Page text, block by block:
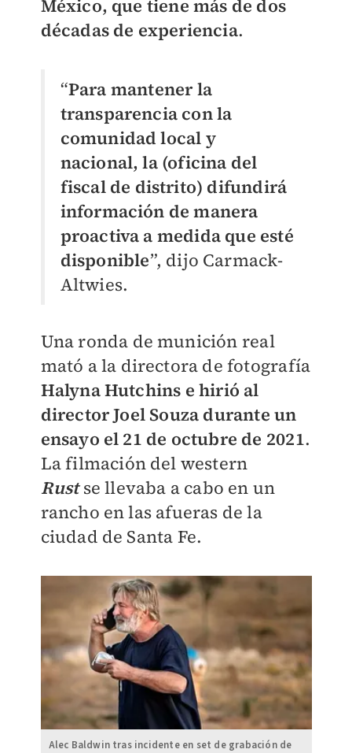
México, que tiene más de dos
décadas de experiencia.
“Para mantener la
transparencia con la
comunidad local y
nacional, la (oficina del
fiscal de distrito) difundirá
información de manera
proactiva a medida que esté
disponible”, dijo Carmack-
Altwies.
Una ronda de munición real
mató a la directora de fotografía
Halyna Hutchins e hirió al
director Joel Souza durante un
ensayo el 21 de octubre de 2021.
La filmación del western
Rustse llevaba a cabo en un
rancho en las afueras de la
ciudad de Santa Fe.
Alec Baldwin tras incidente en set de grabación de